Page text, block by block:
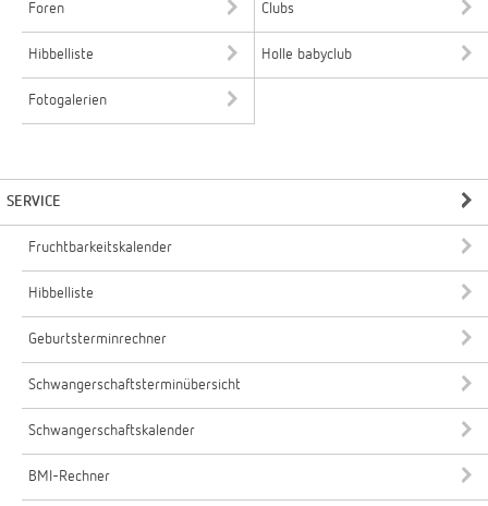
Foren Clubs
Hibbelliste Holle babyclub
Fotogalerien
SERVICE
Fruchtbarkeitskalender
Hibbelliste
Geburtsterminrechner
Schwangerschaftsterminübersicht
Schwangerschaftskalender
BMI-Rechner